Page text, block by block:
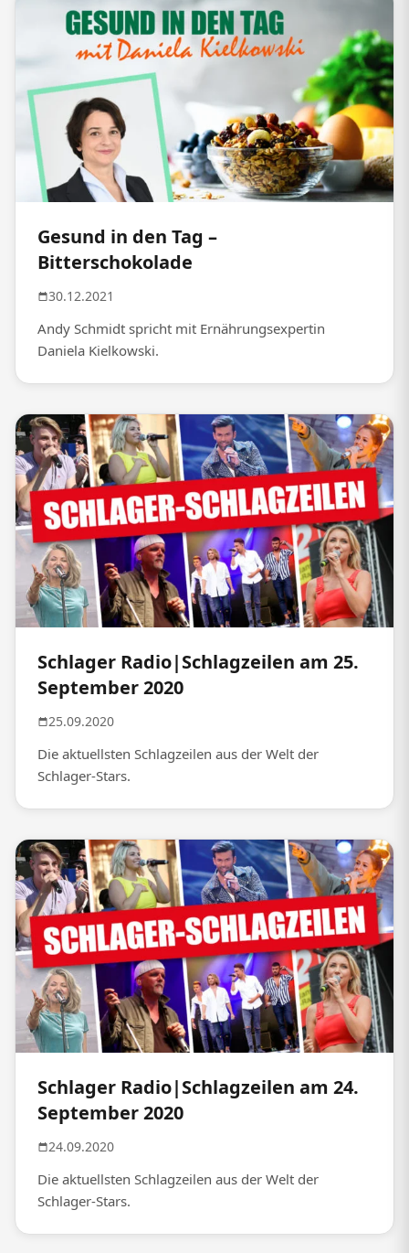
Gesund in den Tag –
Bitterschokolade
30.12.2021
Andy Schmidt spricht mit Ernährungsexpertin
Daniela Kielkowski.
Schlager Radio|Schlagzeilen am 25.
September 2020
25.09.2020
Die aktuellsten Schlagzeilen aus der Welt der
Schlager-Stars.
Schlager Radio|Schlagzeilen am 24.
September 2020
24.09.2020
Die aktuellsten Schlagzeilen aus der Welt der
Schlager-Stars.